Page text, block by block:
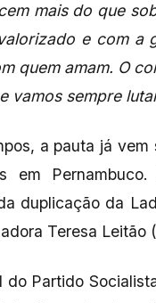
mais do que
e com a
quem amam. O
vamos sempre
a pauta já
em
duplicação da
Teresa Leitão
do Partido